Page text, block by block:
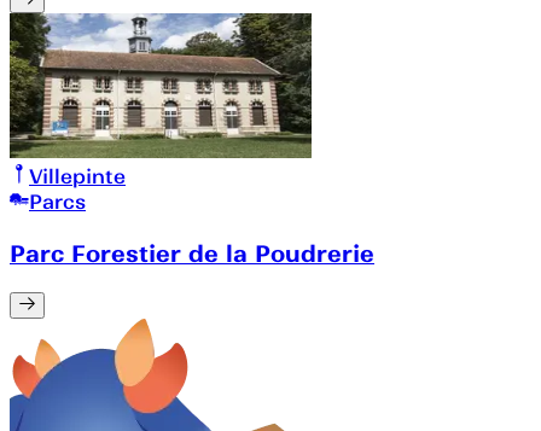
Villepinte
Parcs
Parc Forestier de la Poudrerie